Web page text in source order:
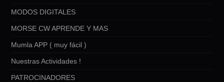
MODOS DIGITALES
MORSE CW APRENDE Y MAS
Mumla APP ( muy fácil )
Nuestras Actividades !
PATROCINADORES